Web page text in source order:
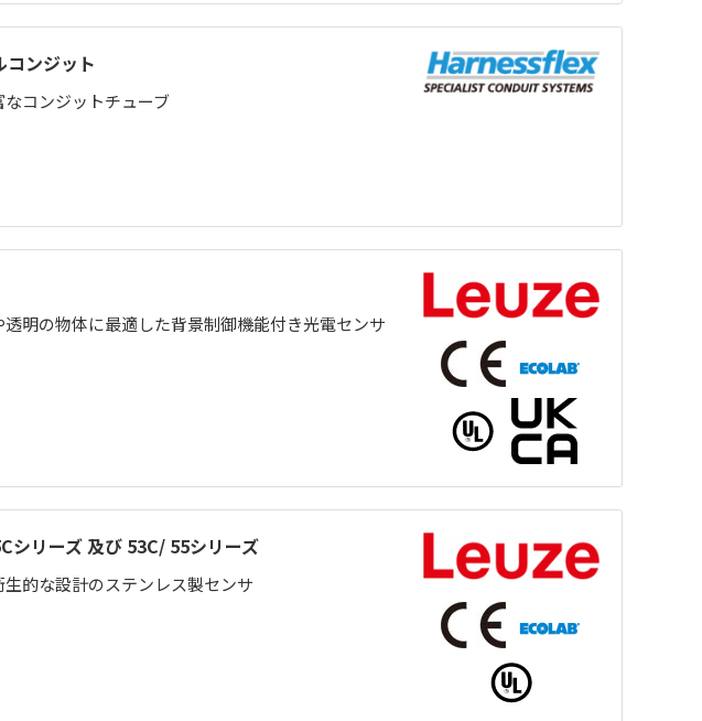
コンジット
なコンジットチューブ
透明の物体に最適した背景制御機能付き光電センサ
シリーズ 及び 53C/ 55シリーズ
生的な設計のステンレス製センサ